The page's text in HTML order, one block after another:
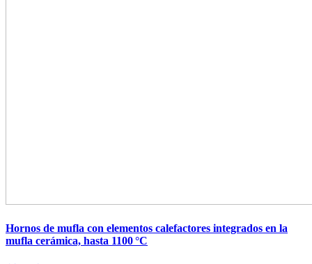
Hornos de mufla con elementos calefactores integrados en la
mufla cerámica, hasta 1100 °C